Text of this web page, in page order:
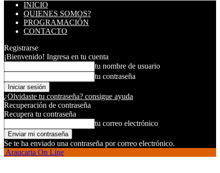
INICIO
QUIENES SOMOS?
PROGRAMACIÓN
CONTACTO
Registrarse
¡Bienvenido! Ingresa en tu cuenta
tu nombre de usuario
tu contraseña
¿Olvidaste tu contraseña? consigue ayuda
Recuperación de contraseña
Recupera tu contraseña
tu correo electrónico
Se te ha enviado una contraseña por correo electrónico.
Araucaria On Line